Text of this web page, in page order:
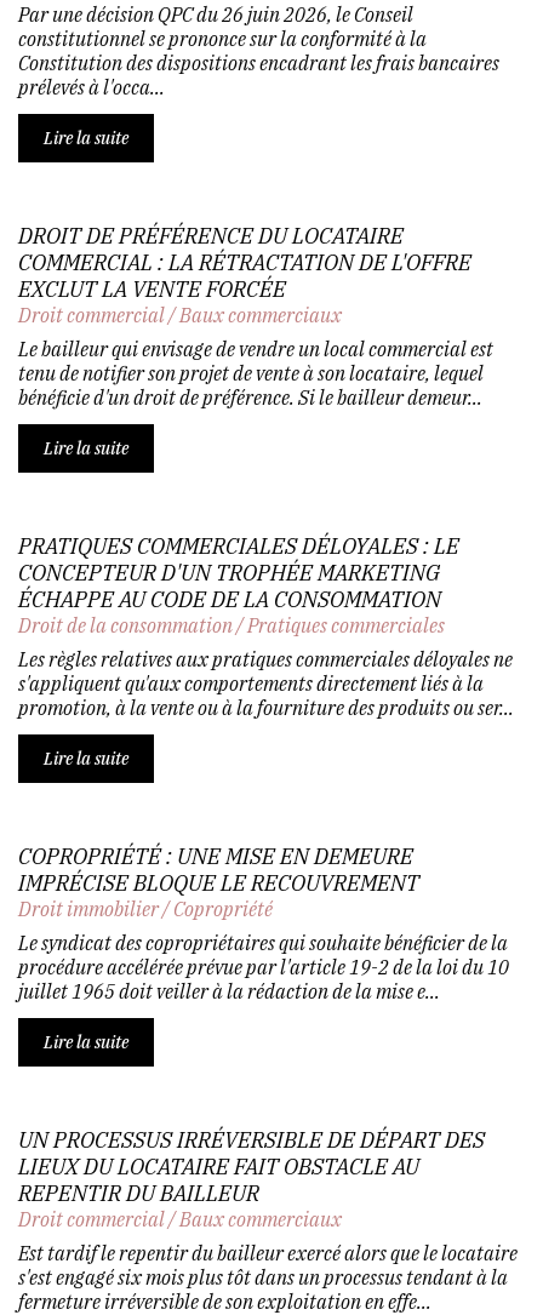
Par une décision QPC du 26 juin 2026, le Conseil
constitutionnel se prononce sur la conformité à la
Constitution des dispositions encadrant les frais bancaires
prélevés à l'occa...
Lire la suite
DROIT DE PRÉFÉRENCE DU LOCATAIRE
COMMERCIAL : LA RÉTRACTATION DE L'OFFRE
EXCLUT LA VENTE FORCÉE
Droit commercial/Baux commerciaux
Le bailleur qui envisage de vendre un local commercial est
tenu de notifier son projet de vente à son locataire, lequel
bénéficie d'un droit de préférence. Si le bailleur demeur...
Lire la suite
PRATIQUES COMMERCIALES DÉLOYALES : LE
CONCEPTEUR D'UN TROPHÉE MARKETING
ÉCHAPPE AU CODE DE LA CONSOMMATION
Droit de la consommation/Pratiques commerciales
Les règles relatives aux pratiques commerciales déloyales ne
s'appliquent qu'aux comportements directement liés à la
promotion, à la vente ou à la fourniture des produits ou ser...
Lire la suite
COPROPRIÉTÉ : UNE MISE EN DEMEURE
IMPRÉCISE BLOQUE LE RECOUVREMENT
Droit immobilier/Copropriété
Le syndicat des copropriétaires qui souhaite bénéficier de la
procédure accélérée prévue par l'article 19-2 de la loi du 10
juillet 1965 doit veiller à la rédaction de la mise e...
Lire la suite
UN PROCESSUS IRRÉVERSIBLE DE DÉPART DES
LIEUX DU LOCATAIRE FAIT OBSTACLE AU
REPENTIR DU BAILLEUR
Droit commercial/Baux commerciaux
Est tardif le repentir du bailleur exercé alors que le locataire
s'est engagé six mois plus tôt dans un processus tendant à la
fermeture irréversible de son exploitation en effe...